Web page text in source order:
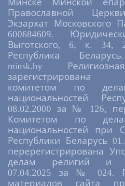
Минске Минской
Православной
Экзархат Московского
600684609.
Выготского, 6, к. 34,
Республика
minsk.by
зарегистрирована
комитетом по
национальностей
08.02.2000 за № 126,
Комитетом по
национальностей при
Республики Беларусь
перерегистрирована
делам религий и
07.04.2025 за № 024.
материалов сайта